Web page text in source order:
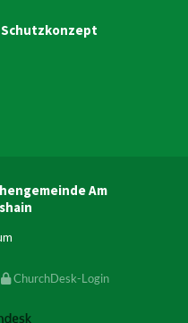
Schutzkonzept
Am
ChurchDesk-Login